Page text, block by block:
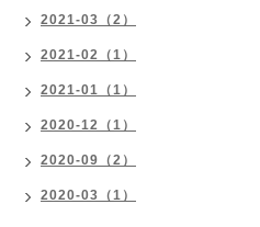
2021-03（2）
2021-02（1）
2021-01（1）
2020-12（1）
2020-09（2）
2020-03（1）